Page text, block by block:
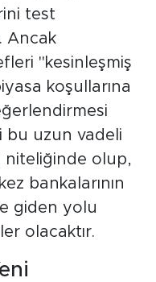
test
Ancak
"kesinleşmiş
koşullarına
bu uzun vadeli
niteliğinde olup,
bankalarının
giden yolu
olacaktır.